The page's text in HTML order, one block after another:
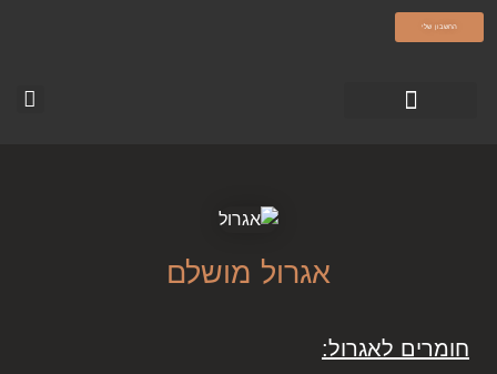
olamatokonline.com
החשבון שלי
אגרול מושלם
חומרים לאגרול: